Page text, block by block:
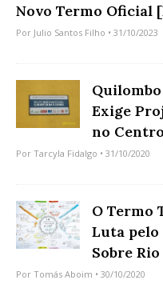
Novo Termo Oficial
Por Julio Santos Filho • 31/10/2023
Quilombo
Exige
no
Por Tarcyla Fidalgo • 31/10/2020
O Termo
Luta pelo
Sobre
Por Tomás Aboim • 30/10/2020